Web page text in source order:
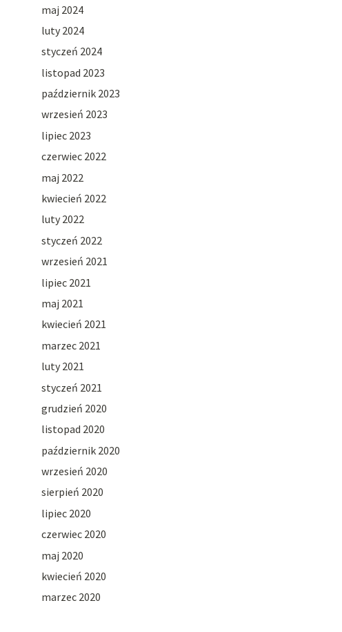
maj 2024
luty 2024
styczeń 2024
listopad 2023
październik 2023
wrzesień 2023
lipiec 2023
czerwiec 2022
maj 2022
kwiecień 2022
luty 2022
styczeń 2022
wrzesień 2021
lipiec 2021
maj 2021
kwiecień 2021
marzec 2021
luty 2021
styczeń 2021
grudzień 2020
listopad 2020
październik 2020
wrzesień 2020
sierpień 2020
lipiec 2020
czerwiec 2020
maj 2020
kwiecień 2020
marzec 2020